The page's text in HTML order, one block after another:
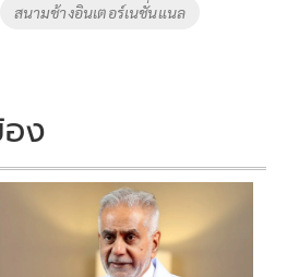
สนามช้างอินเตอร์เนชั่นแนล
ง